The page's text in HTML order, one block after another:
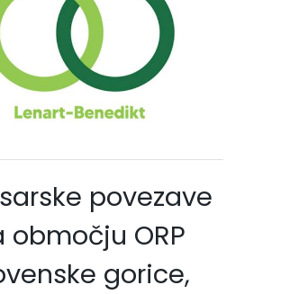
povezave
območju ORP
gorice,